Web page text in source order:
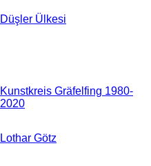
Düşler Ülkesi
Kunstkreis Gräfelfing 1980-
2020
Lothar Götz